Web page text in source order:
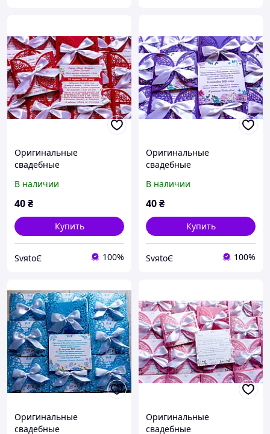
Оригинальные
свадебные
приглашение на свадьбу
ручной работы ажурные
В наличии
40₴
Купить
SvяtoЄ 100%
Оригинальные
свадебные
приглашение на свадьбу
ручной работы ажурные
В наличии
40₴
Купить
SvяtoЄ 100%
Оригинальные
свадебные
Оригинальные
свадебные